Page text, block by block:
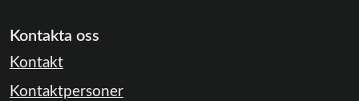
Kontakta oss
Kontakt
Kontaktpersoner